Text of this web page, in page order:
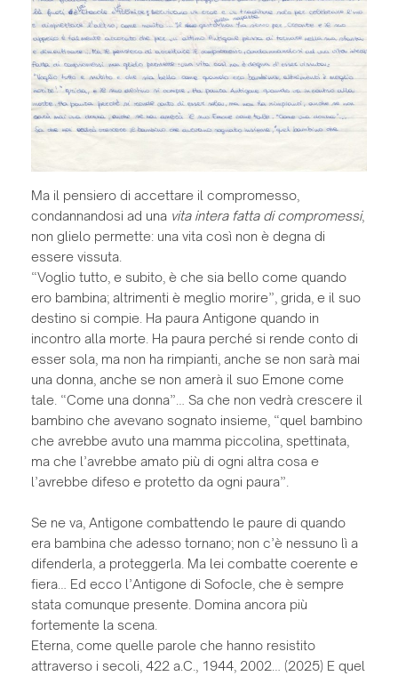
Ma il pensiero di accettare il compromesso,
condannandosi ad una vita intera fatta di compromessi,
non glielo permette: una vita così non è degna di
essere vissuta.
“Voglio tutto, e subito, è che sia bello come quando
ero bambina; altrimenti è meglio morire”, grida, e il suo
destino si compie. Ha paura Antigone quando in
incontro alla morte. Ha paura perché si rende conto di
esser sola, ma non ha rimpianti, anche se non sarà mai
una donna, anche se non amerà il suo Emone come
tale. “Come una donna”… Sa che non vedrà crescere il
bambino che avevano sognato insieme, “quel bambino
che avrebbe avuto una mamma piccolina, spettinata,
ma che l’avrebbe amato più di ogni altra cosa e
l’avrebbe difeso e protetto da ogni paura”.
Se ne va, Antigone combattendo le paure di quando
era bambina che adesso tornano; non c’è nessuno lì a
difenderla, a proteggerla. Ma lei combatte coerente e
fiera… Ed ecco l’Antigone di Sofocle, che è sempre
stata comunque presente. Domina ancora più
fortemente la scena.
Eterna, come quelle parole che hanno resistito
attraverso i secoli, 422 a.C., 1944, 2002… (2025) E quel